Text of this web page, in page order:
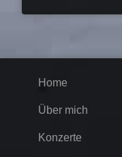
Home
Über mich
Konzerte